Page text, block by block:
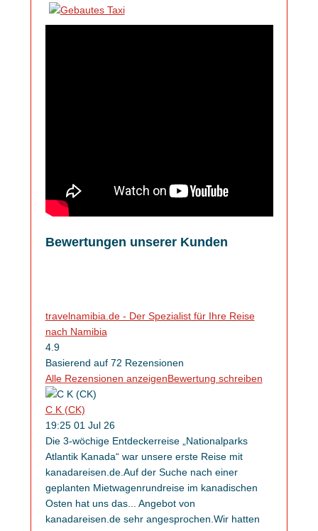
Bewertungen unserer Kunden
travelnamibia.de - Der Spezialist für Ihre Reise
nach Namibia
4.9
Basierend auf 72 Rezensionen
Alle Rezensionen anzeigenBewertung schreiben
C K (CK)
19:25 01 Jul 26
Die 3-wöchige Entdeckerreise „Nationalparks
Atlantik Kanada“ war unsere erste Reise mit
kanadareisen.de.Auf der Suche nach einer
geplanten Mietwagenrundreise im kanadischen
Osten hat uns das... Angebot von
kanadareisen.de sehr angesprochen.Wir hatten